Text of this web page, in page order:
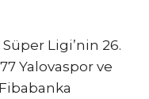
Ligi’nin 26.
Yalovaspor ve